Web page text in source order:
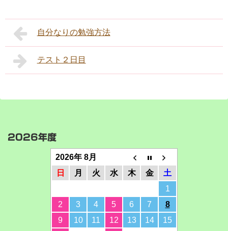
自分なりの勉強方法
テスト２日目
2026年度
2026年 8月
日
月 火 水 木 金
土
1
2
3 4 5 6 7
8
9
10 11 12 13 14
15